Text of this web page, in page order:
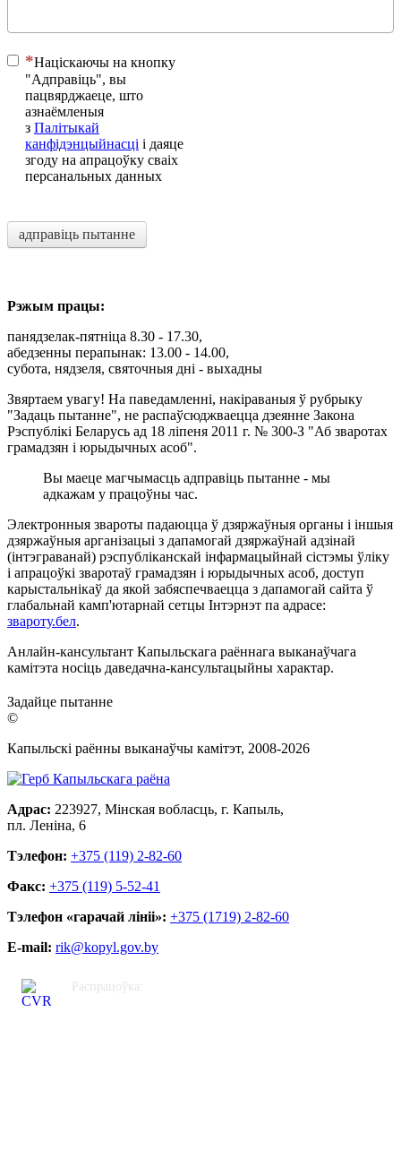
Націскаючы на ​​кнопку
"Адправіць", вы
пацвярджаеце, што
азнаёмленыя
з Палітыкай
канфідэнцыйнасці і даяце
згоду на апрацоўку сваіх
персанальных данных
адправіць пытанне
Рэжым працы:
панядзелак-пятніца 8.30 - 17.30,
абедзенны перапынак: 13.00 - 14.00,
субота, нядзеля, святочныя дні - выхадны
Звяртаем увагу! На паведамленні, накіраваныя ў рубрыку
"Задаць пытанне", не распаўсюджваецца дзеянне Закона
Рэспублікі Беларусь ад 18 ліпеня 2011 г. № 300-З "Аб зваротах
грамадзян і юрыдычных асоб".
Вы маеце магчымасць адправіць пытанне - мы
адкажам у працоўны час.
Электронныя звароты падаюцца ў дзяржаўныя органы і іншыя
дзяржаўныя арганізацыі з дапамогай дзяржаўнай адзінай
(інтэграванай) рэспубліканскай інфармацыйнай сістэмы ўліку
і апрацоўкі зваротаў грамадзян і юрыдычных асоб, доступ
карыстальнікаў да якой забяспечваецца з дапамогай сайта ў
глабальнай камп'ютарнай сетцы Інтэрнэт па адрасе:
звароту.бел.
Анлайн-кансультант Капыльскага раённага выканаўчага
камітэта носіць даведачна-кансультацыйны характар.
Задайце пытанне
©
Капыльскі раённы выканаўчы камітэт, 2008-2026
Адрас: 223927, Мінская вобласць, г. Капыль,
пл. Леніна, 6
Тэлефон: +375 (119) 2-82-60
Факс: +375 (119) 5-52-41
Тэлефон «гарачай лініі»: +375 (1719) 2-82-60
E-mail: rik@kopyl.gov.by
Распрацоўка: